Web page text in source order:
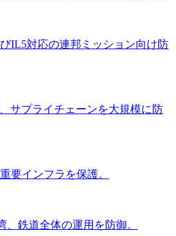
IL5対応の連邦ミッション向け防
サプライチェーンを大規模に防
要インフラを保護。
、鉄道全体の運用を防御。